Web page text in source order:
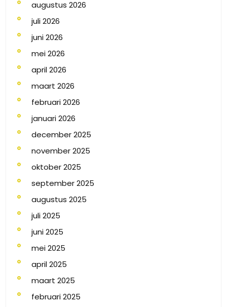
augustus 2026
juli 2026
juni 2026
mei 2026
april 2026
maart 2026
februari 2026
januari 2026
december 2025
november 2025
oktober 2025
september 2025
augustus 2025
juli 2025
juni 2025
mei 2025
april 2025
maart 2025
februari 2025